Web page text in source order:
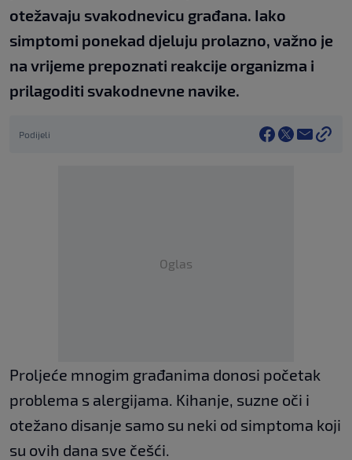
otežavaju svakodnevicu građana. Iako
simptomi ponekad djeluju prolazno, važno je
na vrijeme prepoznati reakcije organizma i
prilagoditi svakodnevne navike.
Podijeli
Oglas
Proljeće mnogim građanima donosi početak
problema s alergijama. Kihanje, suzne oči i
otežano disanje samo su neki od simptoma koji
su ovih dana sve češći.